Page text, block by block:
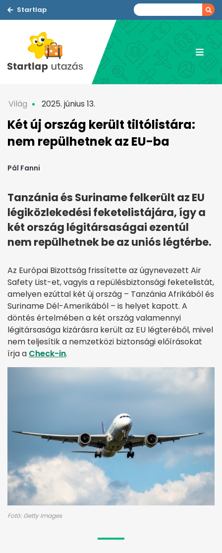
Startlap
Világ 2025. június 13.
Két új ország került tiltólistára:
nem repülhetnek az EU-ba
Pál Fanni
Tanzánia és Suriname felkerült az EU
légiközlekedési feketelistájára, így a
két ország légitársaságai ezentúl
nem repülhetnek be az uniós légtérbe.
Az Európai Bizottság frissítette az úgynevezett Air
Safety List-et, vagyis a repülésbiztonsági feketelistát,
amelyen ezúttal két új ország – Tanzánia Afrikából és
Suriname Dél-Amerikából – is helyet kapott. A
döntés értelmében a két ország valamennyi
légitársasága kizárásra került az EU légteréből, mivel
nem teljesítik a nemzetközi biztonsági előírásokat
írja a Check-in.
Fotó: Getty Images